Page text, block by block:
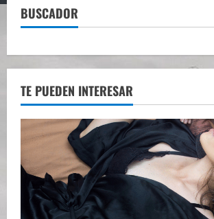
BUSCADOR
TE PUEDEN INTERESAR